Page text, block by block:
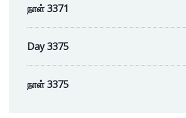
நாள் 3371
Day 3375
நாள் 3375